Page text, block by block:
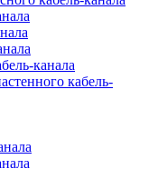
канала
кабель-